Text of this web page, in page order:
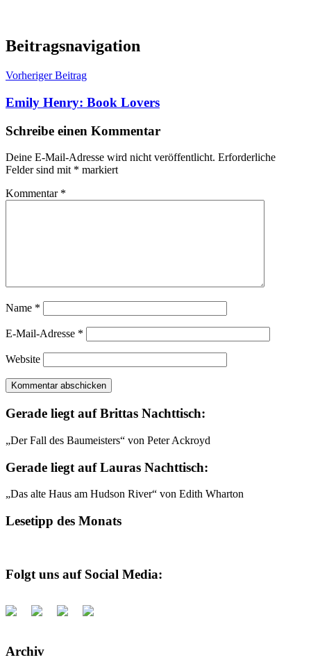
Beitragsnavigation
Vorheriger Beitrag
Emily Henry: Book Lovers
Schreibe einen Kommentar
Deine E-Mail-Adresse wird nicht veröffentlicht. Erforderliche
Felder sind mit * markiert
Kommentar *
Name *
E-Mail-Adresse *
Website
Gerade liegt auf Brittas Nachttisch:
„Der Fall des Baumeisters“ von Peter Ackroyd
Gerade liegt auf Lauras Nachttisch:
„Das alte Haus am Hudson River“ von Edith Wharton
Lesetipp des Monats
Folgt uns auf Social Media:
Archiv